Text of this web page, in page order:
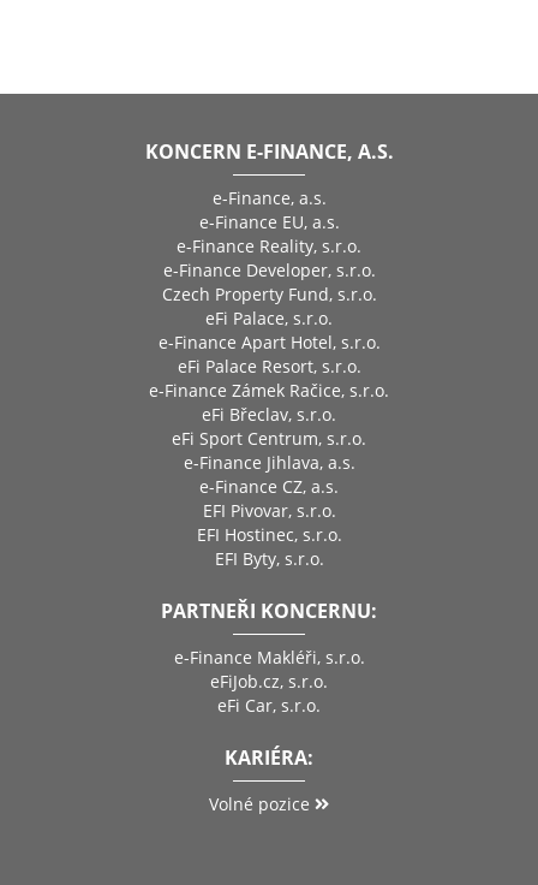
KONCERN E-FINANCE, A.S.
e-Finance, a.s.
e-Finance EU, a.s.
e-Finance Reality, s.r.o.
e-Finance Developer, s.r.o.
Czech Property Fund, s.r.o.
eFi Palace, s.r.o.
e-Finance Apart Hotel, s.r.o.
eFi Palace Resort, s.r.o.
e-Finance Zámek Račice, s.r.o.
eFi Břeclav, s.r.o.
eFi Sport Centrum, s.r.o.
e-Finance Jihlava, a.s.
e-Finance CZ, a.s.
EFI Pivovar, s.r.o.
EFI Hostinec, s.r.o.
EFI Byty, s.r.o.
PARTNEŘI KONCERNU:
e-Finance Makléři, s.r.o.
eFiJob.cz, s.r.o.
eFi Car, s.r.o.
KARIÉRA:
Volné pozice